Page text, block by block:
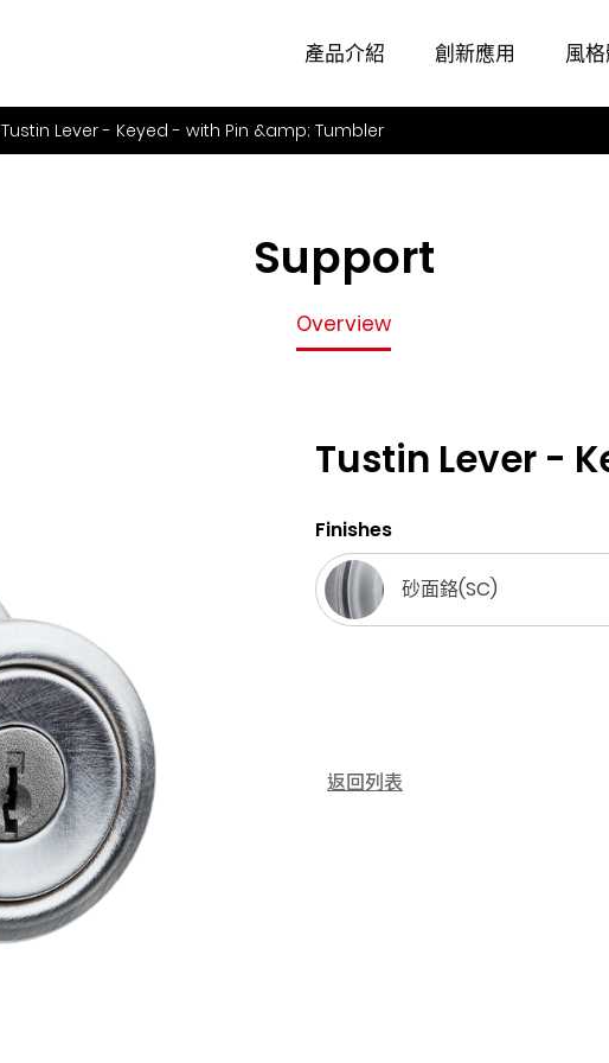
產品介紹 創新應用 風
Tustin Lever - Keyed - with Pin &amp; Tumbler
Support
Overview
Tustin Lever -
Finishes
砂面鉻(SC)
返回列表